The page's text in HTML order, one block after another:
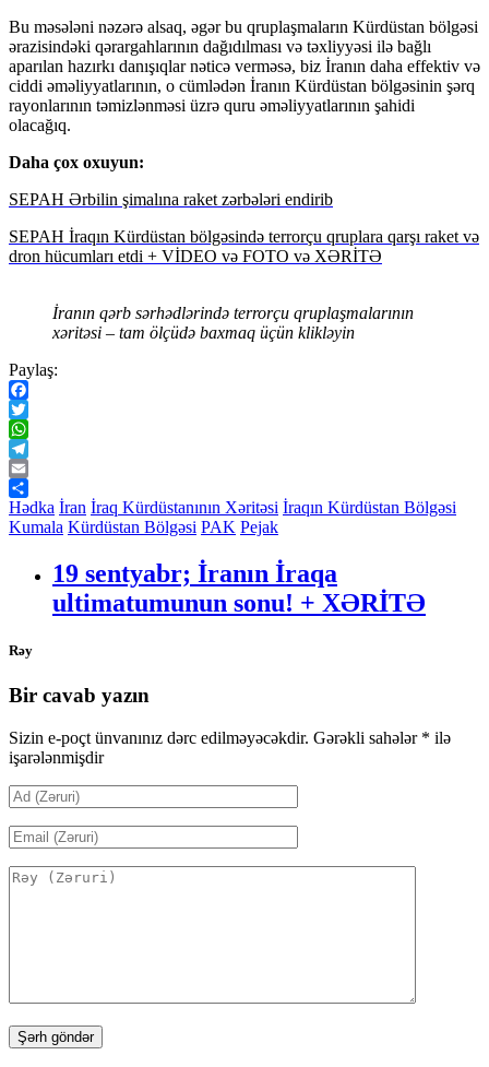
Bu məsələni nəzərə alsaq, əgər bu qruplaşmaların Kürdüstan bölgəsi
ərazisindəki qərargahlarının dağıdılması və təxliyyəsi ilə bağlı
aparılan hazırkı danışıqlar nəticə verməsə, biz İranın daha effektiv və
ciddi əməliyyatlarının, o cümlədən İranın Kürdüstan bölgəsinin şərq
rayonlarının təmizlənməsi üzrə quru əməliyyatlarının şahidi
olacağıq.
Daha çox oxuyun:
SEPAH Ərbilin şimalına raket zərbələri endirib
SEPAH İraqın Kürdüstan bölgəsində terrorçu qruplara qarşı raket və
dron hücumları etdi + VİDEO və FOTO və XƏRİTƏ
İranın qərb sərhədlərində terrorçu qruplaşmalarının
xəritəsi – tam ölçüdə baxmaq üçün klikləyin
Paylaş:
Facebook
Twitter
WhatsApp
Telegram
Email
Share
Hədka İran İraq Kürdüstanının Xəritəsi İraqın Kürdüstan Bölgəsi
Kumala Kürdüstan Bölgəsi PAK Pejak
19 sentyabr; İranın İraqa
ultimatumunun sonu! + XƏRİTƏ
Rəy
Bir cavab yazın
Sizin e-poçt ünvanınız dərc edilməyəcəkdir. Gərəkli sahələr * ilə
işarələnmişdir